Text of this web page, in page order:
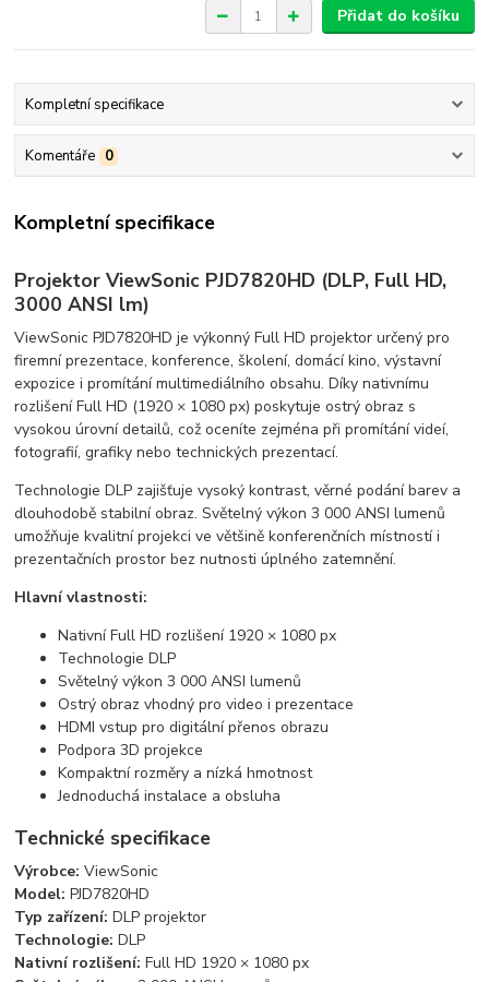
Přidat do košíku
Kompletní specifikace
Komentáře 0
Kompletní specifikace
Projektor ViewSonic PJD7820HD (DLP, Full HD,
3000 ANSI lm)
ViewSonic PJD7820HD je výkonný Full HD projektor určený pro
firemní prezentace, konference, školení, domácí kino, výstavní
expozice i promítání multimediálního obsahu. Díky nativnímu
rozlišení Full HD (1920 × 1080 px) poskytuje ostrý obraz s
vysokou úrovní detailů, což oceníte zejména při promítání videí,
fotografií, grafiky nebo technických prezentací.
Technologie DLP zajišťuje vysoký kontrast, věrné podání barev a
dlouhodobě stabilní obraz. Světelný výkon 3 000 ANSI lumenů
umožňuje kvalitní projekci ve většině konferenčních místností i
prezentačních prostor bez nutnosti úplného zatemnění.
Hlavní vlastnosti:
Nativní Full HD rozlišení 1920 × 1080 px
Technologie DLP
Světelný výkon 3 000 ANSI lumenů
Ostrý obraz vhodný pro video i prezentace
HDMI vstup pro digitální přenos obrazu
Podpora 3D projekce
Kompaktní rozměry a nízká hmotnost
Jednoduchá instalace a obsluha
Technické specifikace
Výrobce: ViewSonic
Model: PJD7820HD
Typ zařízení: DLP projektor
Technologie: DLP
Nativní rozlišení: Full HD 1920 × 1080 px